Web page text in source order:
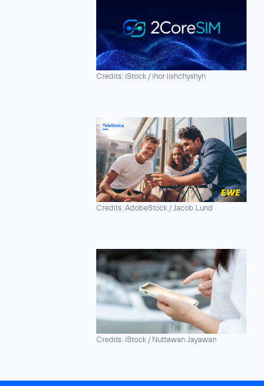
Credits: iStock / ihor lishchyshyn
Credits: AdobeStock / Jacob Lund
Credits: iStock / Nuttawan Jayawan